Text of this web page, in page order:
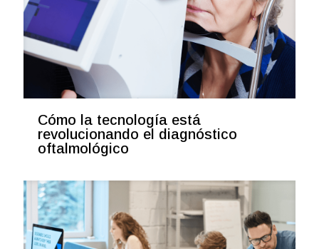
Cómo la tecnología está
revolucionando el diagnóstico
oftalmológico